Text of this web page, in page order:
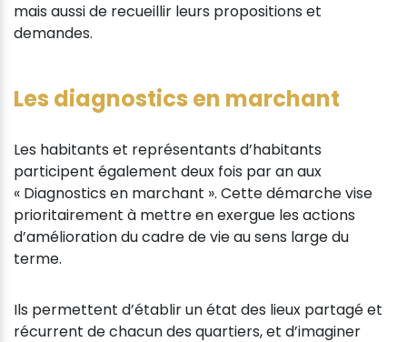
mais aussi de recueillir leurs propositions et
demandes.
Les diagnostics en marchant
Les habitants et représentants d’habitants
participent également deux fois par an aux
« Diagnostics en marchant ». Cette démarche vise
prioritairement à mettre en exergue les actions
d’amélioration du cadre de vie au sens large du
terme.
Ils permettent d’établir un état des lieux partagé et
récurrent de chacun des quartiers, et d’imaginer